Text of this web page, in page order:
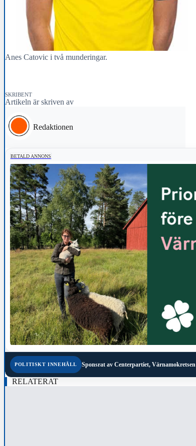
Anes Catovic i två munderingar.
SKRIBENT
Artikeln är skriven av
Redaktionen
BETALD ANNONS
POLITISKT INNEHÅLL Sponsrat av Centerpartiet, Värnamokretsen
RELATERAT